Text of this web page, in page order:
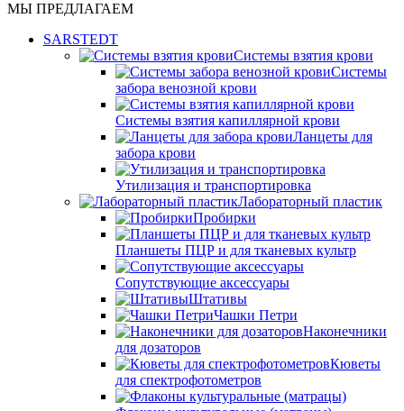
МЫ ПРЕДЛАГАЕМ
SARSTEDT
Системы взятия крови
Системы
забора венозной крови
Системы взятия капиллярной крови
Ланцеты для
забора крови
Утилизация и транспортировка
Лабораторный пластик
Пробирки
Планшеты ПЦР и для тканевых культр
Сопутствующие аксессуары
Штативы
Чашки Петри
Наконечники
для дозаторов
Кюветы
для спектрофотометров